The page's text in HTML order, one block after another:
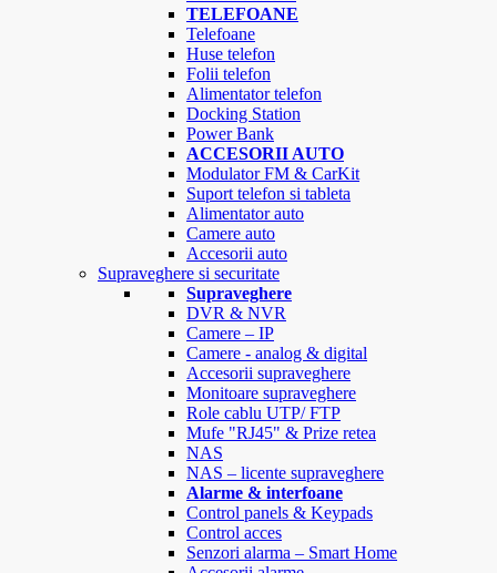
TELEFOANE
Telefoane
Huse telefon
Folii telefon
Alimentator telefon
Docking Station
Power Bank
ACCESORII AUTO
Modulator FM & CarKit
Suport telefon si tableta
Alimentator auto
Camere auto
Accesorii auto
Supraveghere si securitate
Supraveghere
DVR & NVR
Camere – IP
Camere - analog & digital
Accesorii supraveghere
Monitoare supraveghere
Role cablu UTP/ FTP
Mufe "RJ45" & Prize retea
NAS
NAS – licente supraveghere
Alarme & interfoane
Control panels & Keypads
Control acces
Senzori alarma – Smart Home